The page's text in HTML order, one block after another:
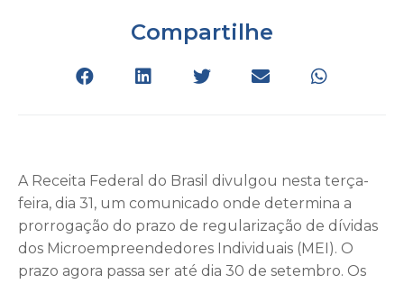
Compartilhe
A Receita Federal do Brasil divulgou nesta terça-
feira, dia 31, um comunicado onde determina a
prorrogação do prazo de regularização de dívidas
dos Microempreendedores Individuais (MEI). O
prazo agora passa ser até dia 30 de setembro. Os